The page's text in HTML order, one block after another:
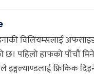
विलियम्सलाई
छ। पहिलो हाफको पाँचौं
इङ्गल्याण्डलाई फ्रिकिक